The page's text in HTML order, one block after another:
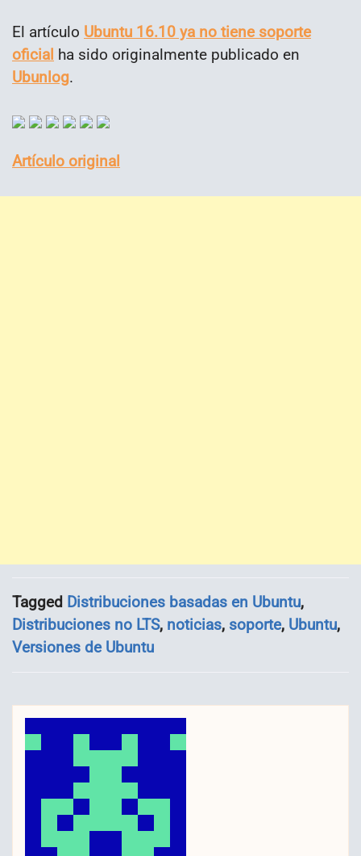
El artículo Ubuntu 16.10 ya no tiene soporte
oficial ha sido originalmente publicado en
Ubunlog.
Artículo original
Tagged Distribuciones basadas en Ubuntu,
Distribuciones no LTS, noticias, soporte, Ubuntu,
Versiones de Ubuntu